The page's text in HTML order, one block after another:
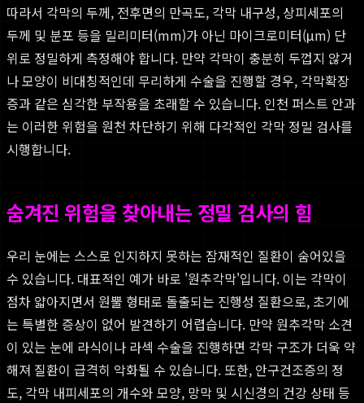
따라서 각막의 두께, 전후면의 만곡도, 각막 내구성, 상피세포의
두께 및 분포 등을 밀리미터(mm)가 아닌 마이크로미터(μm) 단
위로 정밀하게 측정해야 합니다. 만약 각막이 충분히 두껍지 않거
나 모양이 비대칭적인데 무리하게 수술을 진행할 경우, 각막확장
증과 같은 심각한 부작용을 초래할 수 있습니다. 인천 퍼스트 안과
는 이러한 위험을 원천 차단하기 위해 다각적인 각막 정밀 검사를
시행합니다.
숨겨진 위험을 찾아내는 정밀 검사의 힘
우리 눈에는 스스로 인지하지 못하는 잠재적인 질환이 숨어있을
수 있습니다. 대표적인 예가 바로 '원추각막'입니다. 이는 각막이
점차 얇아지면서 원뿔 형태로 돌출되는 진행성 질환으로, 초기에
는 특별한 증상이 없어 발견하기 어렵습니다. 만약 원추각막 소견
이 있는 눈에 라식이나 라섹 수술을 진행하면 각막 구조가 더욱 약
해져 질환이 급격히 악화될 수 있습니다. 또한, 안구건조증의 정
도, 각막 내피세포의 개수와 모양, 망막 및 시신경의 건강 상태 등